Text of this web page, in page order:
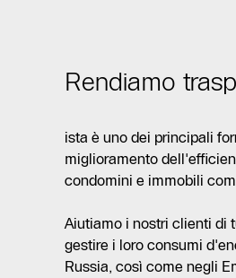
Rendiamo
ista è uno dei principali
miglioramento
condomini e immobili
Aiutiamo i nostri clienti di
gestire i loro consumi
Russia, così come negli